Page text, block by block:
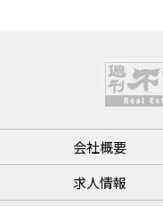
会社概要
求人情報